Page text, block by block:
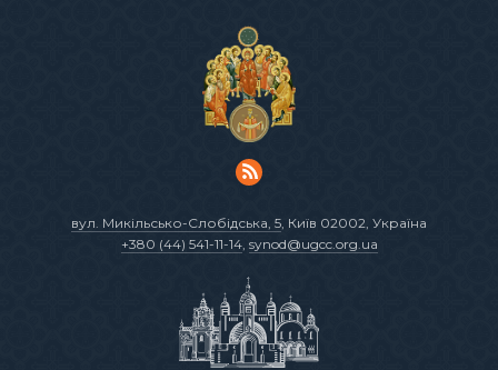
вул. Микільсько-Слобідська, 5, Київ 02002, Україна
+380 (44) 541-11-14, synod@ugcc.org.ua